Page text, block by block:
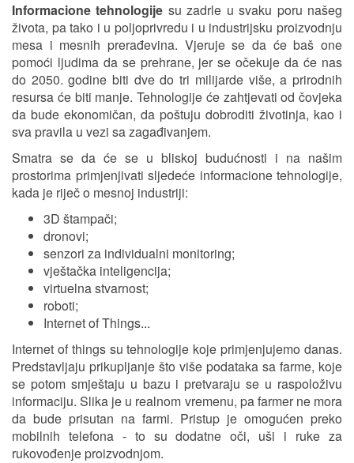
Informacione tehnologije su zadrle u svaku poru našeg
života, pa tako i u poljoprivredu i u industrijsku proizvodnju
mesa i mesnih prerađevina. Vjeruje se da će baš one
pomoći ljudima da se prehrane, jer se očekuje da će nas
do 2050. godine biti dve do tri milijarde više, a prirodnih
resursa će biti manje. Tehnologije će zahtjevati od čovjeka
da bude ekonomičan, da poštuju dobroditi životinja, kao i
sva pravila u vezi sa zagađivanjem.
Smatra se da će se u bliskoj budućnosti i na našim
prostorima primjenjivati sljedeće informacione tehnologije,
kada je riječ o mesnoj industriji:
3D štampači;
dronovi;
senzori za individualni monitoring;
vještačka inteligencija;
virtuelna stvarnost;
roboti;
Internet of Things...
Internet of things su tehnologije koje primjenjujemo danas.
Predstavljaju prikupljanje što više podataka sa farme, koje
se potom smještaju u bazu i pretvaraju se u raspoloživu
informaciju. Slika je u realnom vremenu, pa farmer ne mora
da bude prisutan na farmi. Pristup je omogućen preko
mobilnih telefona - to su dodatne oči, uši i ruke za
rukovođenje proizvodnjom.